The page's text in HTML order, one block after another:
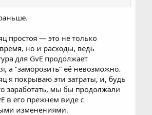
простоя — это не только
но и расходы, ведь
для GvE продолжает
а "заморозить" её невозможно.
я покрываю эти затраты, и, будь
заработать, мы бы продолжали
в его прежнем виде с
изменениями.